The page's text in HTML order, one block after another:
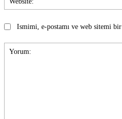
Ismimi, e-postamı ve web sitemi bir